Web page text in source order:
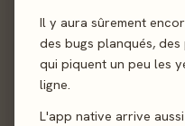
Il y aura sûrement
des bugs planqués,
qui piquent un peu les
ligne.
L'app native arrive
Nous nous efforçons
Meeplesdes informations
réserve de
l'exactitude, la
sur notre site, qu'elles